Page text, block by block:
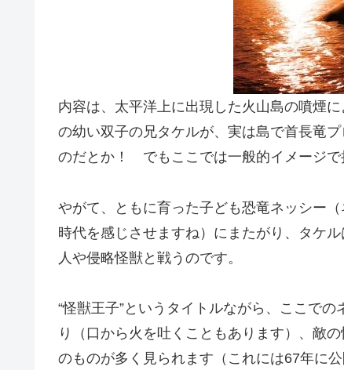
内容は、太平洋上に出現した火山島の噴煙
の幼い双子の兄タケルが、実は島で首長竜
のだとか！ でもここでは一般的イメージで
やがて、ともに育った子ども恐竜ネッシー
時代を感じさせますね）にまたがり、タケ
人や侵略怪獣と戦うのです。
“怪獣王子”というタイトルながら、ここで
り（口から火を吐くこともあります）、敵
のものが多く見られます（これには67年に